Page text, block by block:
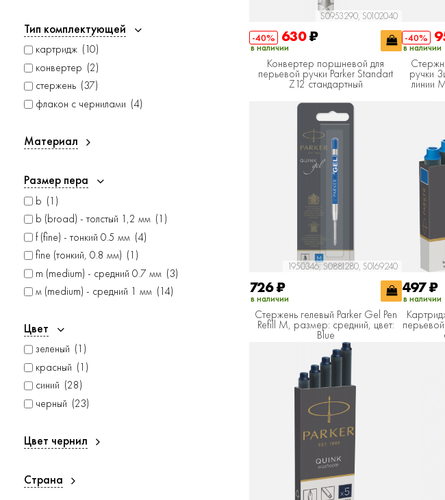
Тип комплектующей
картридж
10
конвертер
2
стержень
37
флакон с чернилами 4
Материал
Размер пера
b
1
b (broad) - толстый 1,2 мм
1
f (fine) - тонкий 0.5 мм 4
fine (тонкий, 0.8 мм)
1
m (medium) - средний 0.7 мм
3
м (medium) - средний 1 мм
14
Цвет
зеленый
1
красный
1
синий
28
черный
23
Цвет чернил
Страна
S0953290, S0102040
-40% 630₽
в наличии
Конвертер поршневой для
перьевой ручки Parker Standart
Z12 стандартный
-40%
в наличии
ручки
линии
1950346, S0881280, S0169240
726₽
в наличии
Cтержень гелевый Parker Gel Pen
Refill M, размер: средний, цвет:
Blue
497₽
в наличии